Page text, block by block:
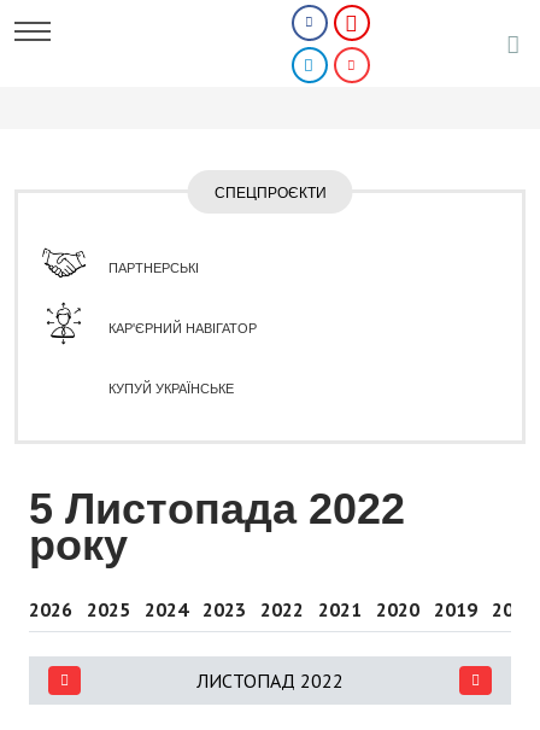
СПЕЦПРОЄКТИ
ПАРТНЕРСЬКІ
КАР'ЄРНИЙ НАВІГАТОР
КУПУЙ УКРАЇНСЬКЕ
5 Листопада 2022
року
2026 2025 2024 2023 2022 2021 2020 2019 2018
ЛИСТОПАД 2022